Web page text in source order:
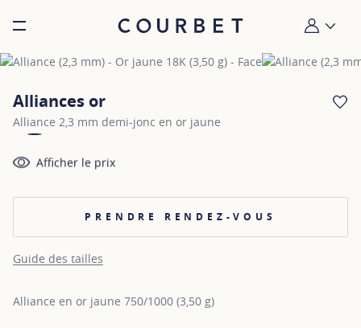
Burger toggle menu Mon
Alliances or
Alliance 2,3 mm demi-jonc en or jaune
Afficher le prix
PRENDRE RENDEZ-VOUS
Guide des tailles
Alliance en or jaune 750/1000 (3,50 g)